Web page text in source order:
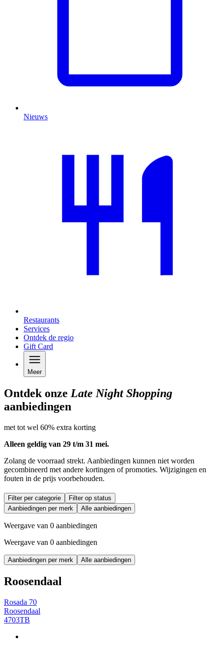
Nieuws
Restaurants
Services
Ontdek de regio
Gift Card
Meer
Ontdek onze Late Night Shopping
aanbiedingen
met tot wel 60% extra korting
Alleen geldig van 29 t/m 31 mei.
Zolang de voorraad strekt. Aanbiedingen kunnen niet worden
gecombineerd met andere kortingen of promoties. Wijzigingen en
fouten in de prijs voorbehouden.
Filter per categorie
Filter op status
Aanbiedingen per merk
Alle aanbiedingen
Weergave van 0 aanbiedingen
Weergave van 0 aanbiedingen
Aanbiedingen per merk Alle aanbiedingen
Roosendaal
Rosada 70
Roosendaal
4703TB